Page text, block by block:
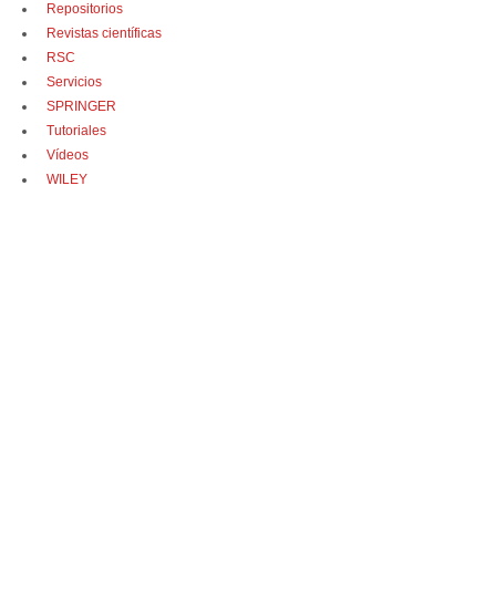
Repositorios
Revistas científicas
RSC
Servicios
SPRINGER
Tutoriales
Vídeos
WILEY